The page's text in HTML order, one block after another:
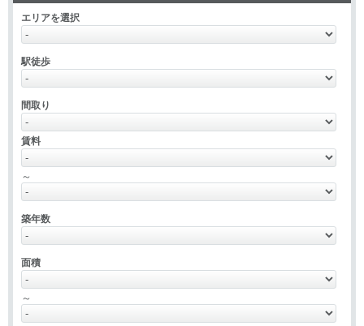
エリアを選択
駅徒歩
間取り
賃料
～
築年数
面積
～